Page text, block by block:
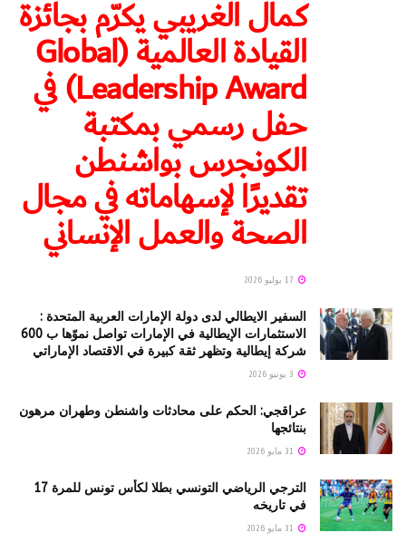
كمال الغريبي يكرّم بجائزة
القيادة العالمية (Global
Leadership Award) في
حفل رسمي بمكتبة
الكونجرس بواشنطن
تقديرًا لإسهاماته في مجال
الصحة والعمل الإنساني
السفير الايطالي لدى دولة الإمارات العربية المتحدة :
الاستثمارات الإيطالية في الإمارات تواصل نموّها ب 600
شركة إيطالية وتظهر ثقة كبيرة في الاقتصاد الإماراتي
عراقجي: الحكم على محادثات واشنطن وطهران مرهون
بنتائجها
الترجي الرياضي التونسي بطلا لكأس تونس للمرة 17
في تاريخه